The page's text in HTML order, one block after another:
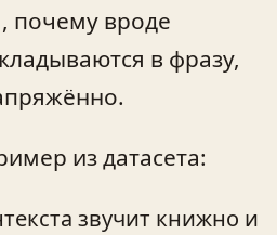
почему вроде
в фразу,
из датасета:
звучит книжно и